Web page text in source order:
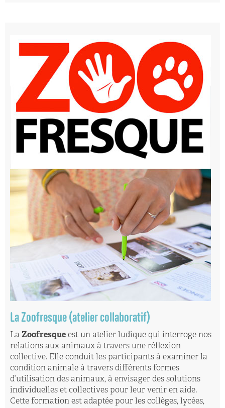
La Zoofresque (atelier collaboratif)
La Zoofresque est un atelier ludique qui interroge nos
relations aux animaux à travers une réflexion
collective. Elle conduit les participants à examiner la
condition animale à travers différents formes
d’utilisation des animaux, à envisager des solutions
individuelles et collectives pour leur venir en aide.
Cette formation est adaptée pour les collèges, lycées,